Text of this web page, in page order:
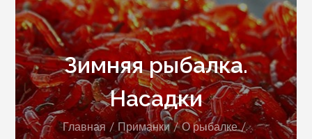
Зимняя рыбалка.
Насадки
Главная Приманки
О рыбалке